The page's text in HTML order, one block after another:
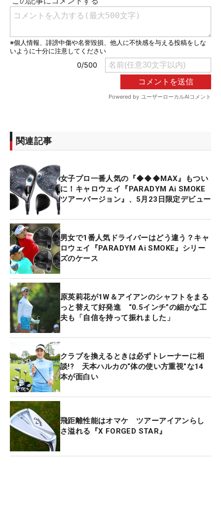
関連記事
女子プロ一番人気の『◆◆◆MAX』もつい
に！キャロウェイ『PARADYM Ai SMOKE
ツアーバージョン』、5月23日限定デビュー
男女で1番人気ドライバーはどう違う？キャ
ロウェイ『PARADYM Ai SMOKE』シリー
ズのケース
原英莉花が1W＆アイアンのシャフトをまる
っと替えて好発進 “0.5インチ”の細かな工
夫も「自信を持って振れました」
クラブを換えるときは必ずトレーナーに相
談!? 天本ハルカの“体の使い方重視”な14
本が面白い
飛距離性能はオマケ ツアーアイアンらし
さ溢れる『X FORGED STAR』